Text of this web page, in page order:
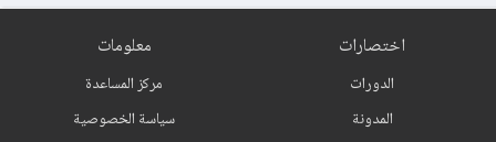
اختصارات
الدورات
المدونة
معلومات
مركز المساعدة
سياسة الخصوصية